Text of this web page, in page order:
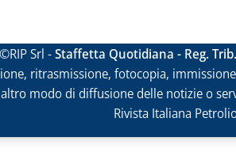
©RIP Srl -Staffetta Quotidiana - Reg.
ritrasmissione, fotocopia,
altro modo di diffusione delle notizie o
Rivista Italiana